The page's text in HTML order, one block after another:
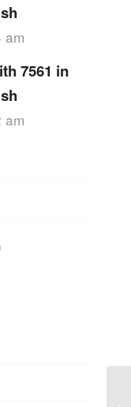
am
7561 in
am